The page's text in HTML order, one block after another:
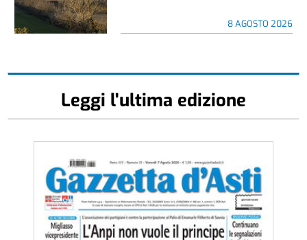
8 AGOSTO 2026
Leggi l'ultima edizione